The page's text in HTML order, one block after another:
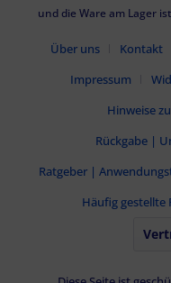
und die Ware am Lager
Über uns Kontakt
Impressum
Hinweise
Rückgabe |
Ratgeber |
Häufig gestellte